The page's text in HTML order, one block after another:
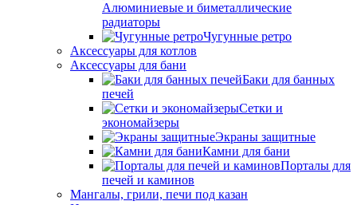
Алюминиевые и биметаллические
радиаторы
Чугунные ретро
Аксессуары для котлов
Аксессуары для бани
Баки для банных
печей
Сетки и
экономайзеры
Экраны защитные
Камни для бани
Порталы для
печей и каминов
Мангалы, грили, печи под казан